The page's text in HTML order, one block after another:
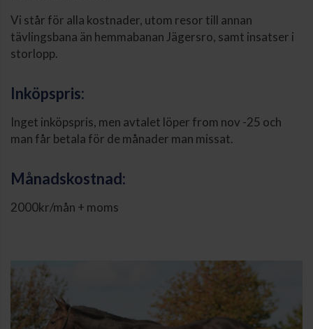
Vi står för alla kostnader, utom resor till annan
tävlingsbana än hemmabanan Jägersro, samt insatser i
storlopp.
Inköpspris:
Inget inköpspris, men avtalet löper from nov -25 och
man får betala för de månader man missat.
Månadskostnad:
2000kr/mån + moms